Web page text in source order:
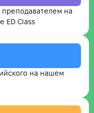
на
ED Class
на нашем